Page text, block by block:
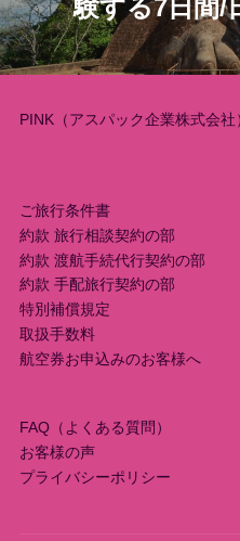
ゲ
ー
シ
ン
験する7日間/
PINK（アスパック企業株式会社
ご旅行条件書
約款 旅行相談契約の部
約款 渡航手続代行契約の部
約款 手配旅行契約の部
特別補償規定
取扱手数料
航空券お申込みのお客様へ
FAQ（よくある質問）
お客様の声
プライバシーポリシー